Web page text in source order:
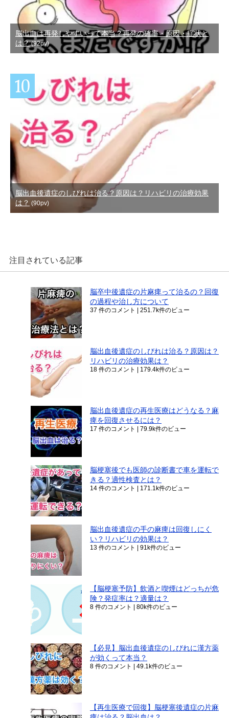
脳出血は再発しやすいって本当？再発の確率・原因・症状と
は？(92pv)
脳出血後遺症のしびれは治る？原因は？リハビリの治療効果
は？ (90pv)
注目されている記事
脳卒中後遺症の片麻痺って治るの？回復
の過程や治し方について
37 件のコメント 251.7k件のビュー
脳出血後遺症のしびれは治る？原因は？
リハビリの治療効果は？
18 件のコメント 179.4k件のビュー
脳出血後遺症の再生医療はどうなる？麻
痺を回復させるには？
17 件のコメント 79.9k件のビュー
脳梗塞後でも医師の診断書で車を運転で
きる？適性検査とは？
14 件のコメント 171.1k件のビュー
脳出血後遺症の手の麻痺は回復しにく
い？リハビリの効果は？
13 件のコメント 91k件のビュー
【脳梗塞予防】飲酒と喫煙はどっちが危
険？発症率は？適量は？
8 件のコメント 80k件のビュー
【必見】脳出血後遺症のしびれに漢方薬
が効くって本当？
8 件のコメント 49.1k件のビュー
【再生医療で回復】脳梗塞後遺症の片麻